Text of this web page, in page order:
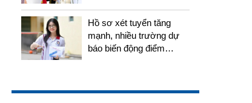
Hồ sơ xét tuyển tăng
mạnh, nhiều trường dự
báo biến động điểm